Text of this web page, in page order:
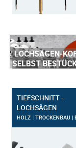
LOCHSÄGEN-
SELBST
TIEFSCHNITT -
LOCHSÄGEN
HOLZ | TROCKENBAU |